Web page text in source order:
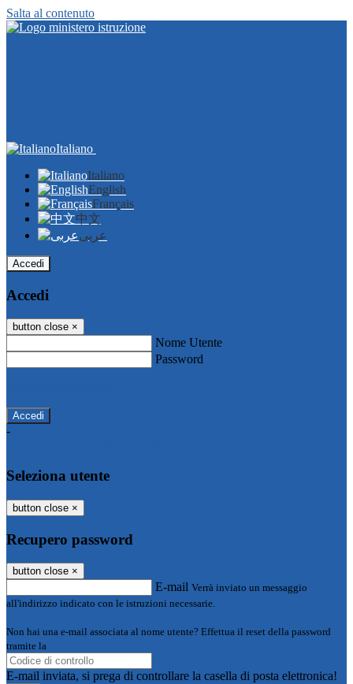
Salta al contenuto
Italiano
Italiano
English
Français
中文
عربى
Accedi
Accedi
button close ×
Nome Utente
Password
-
Seleziona utente
button close ×
Recupero password
button close ×
E-mail Verrà inviato un messaggio
all'indirizzo indicato con le istruzioni necessarie.
Non hai una e-mail associata al nome utente? Effettua il reset della password
tramite la
E-mail inviata, si prega di controllare la casella di posta elettronica!